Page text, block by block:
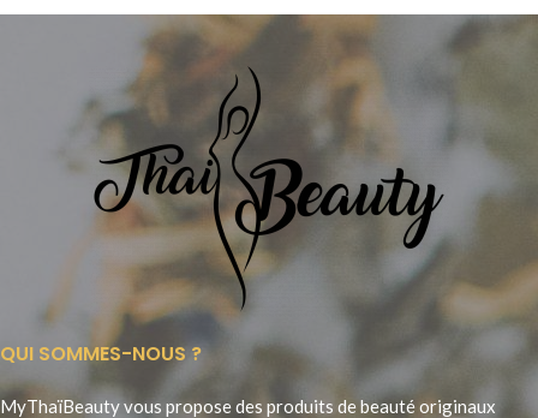
QUI SOMMES-NOUS ?
MyThaïBeauty vous propose des produits de beauté originaux